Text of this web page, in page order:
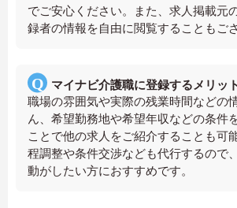
でご安心ください。また、求人掲載元
録者の情報を自由に閲覧することもご
マイナビ介護職に登録するメリッ
職場の雰囲気や実際の残業時間などの
ん、希望勤務地や希望年収などの条件
ことで他の求人をご紹介することも可
程調整や条件交渉なども代行するので
動がしたい方におすすめです。